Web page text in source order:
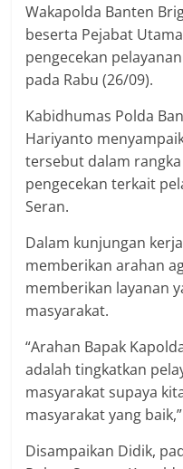
Wakapolda Banten
beserta Pejabat
pengecekan
pada Rabu (26/09).
Kabidhumas Polda
Hariyanto
tersebut dalam
pengecekan terkait
Seran.
Dalam kunjungan
memberikan arahan
memberikan layanan
masyarakat.
“Arahan Bapak
adalah tingkatkan
masyarakat supaya
masyarakat yang
Disampaikan Didik,